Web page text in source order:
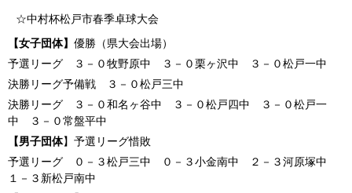
☆中村杯松戸市春季卓球大会
【女子団体】 優勝（県大会出場）
予選リーグ ３－０牧野原中 ３－０栗ヶ沢中 ３－０松戸一中
決勝リーグ予備戦 ３－０松戸三中
決勝リーグ ３－０和名ヶ谷中 ３－０松戸四中 ３－０松戸一
中 ３－０常盤平中
【男子団体】予選リーグ惜敗
予選リーグ ０－３松戸三中 ０－３小金南中 ２－３河原塚中
１－３新松戸南中